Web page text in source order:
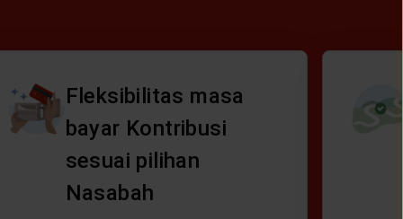
Fleksibilitas masa
bayar Kontribusi
sesuai pilihan
Nasabah